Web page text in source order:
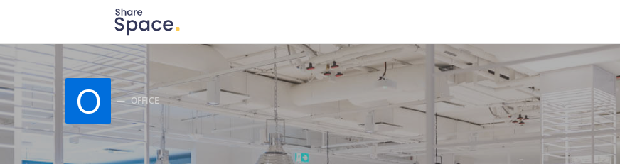
Search for:
When autocomplete results are available use up and down arrows to review and enter to go to the
O OFFICE